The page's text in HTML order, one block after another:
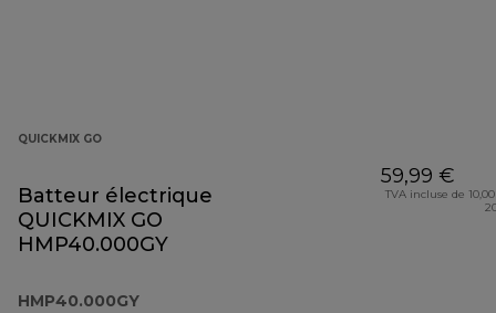
QUICKMIX GO
Batteur électrique
QUICKMIX GO
HMP40.000GY
HMP40.000GY
59,99 €
TVA incluse de